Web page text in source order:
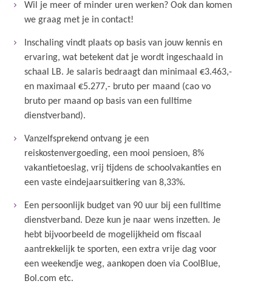
Wil je meer of minder uren werken? Ook dan komen
we graag met je in contact!
Inschaling vindt plaats op basis van jouw kennis en
ervaring, wat betekent dat je wordt ingeschaald in
schaal LB. Je salaris bedraagt dan minimaal €3.463,-
en maximaal €5.277,- bruto per maand (cao vo
bruto per maand op basis van een fulltime
dienstverband).
Vanzelfsprekend ontvang je een
reiskostenvergoeding, een mooi pensioen, 8%
vakantietoeslag, vrij tijdens de schoolvakanties en
een vaste eindejaarsuitkering van 8,33%.
Een persoonlijk budget van 90 uur bij een fulltime
dienstverband. Deze kun je naar wens inzetten. Je
hebt bijvoorbeeld de mogelijkheid om fiscaal
aantrekkelijk te sporten, een extra vrije dag voor
een weekendje weg, aankopen doen via CoolBlue,
Bol.com etc.